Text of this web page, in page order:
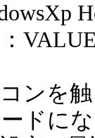
ンを
ドに